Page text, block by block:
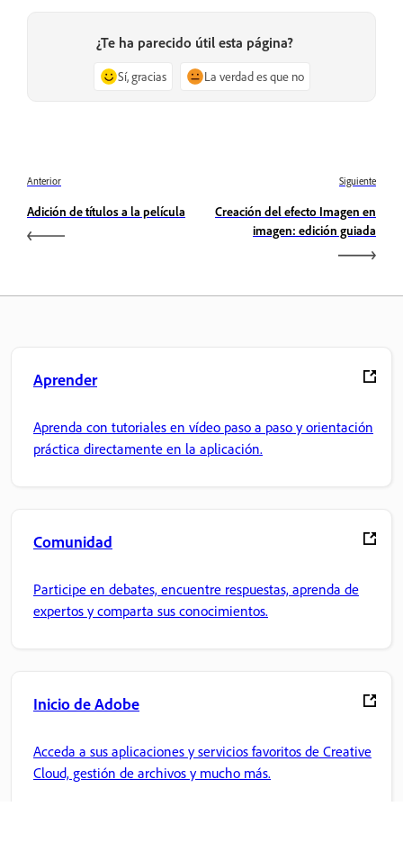
¿Te ha parecido útil esta página?
Sí, gracias La verdad es que no
Anterior
Adición de títulos a la película
Siguiente
Creación del efecto Imagen en
imagen: edición guiada
Aprender
Aprenda con tutoriales en vídeo paso a paso y orientación
práctica directamente en la aplicación.
Comunidad
Participe en debates, encuentre respuestas, aprenda de
expertos y comparta sus conocimientos.
Inicio de Adobe
Acceda a sus aplicaciones y servicios favoritos de Creative
Cloud, gestión de archivos y mucho más.